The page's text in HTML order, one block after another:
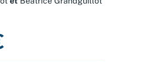
Béatrice Grandguillot